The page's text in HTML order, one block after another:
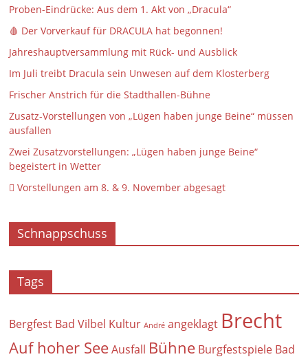
Proben-Eindrücke: Aus dem 1. Akt von „Dracula“
🩸 Der Vorverkauf für DRACULA hat begonnen!
Jahreshauptversammlung mit Rück- und Ausblick
Im Juli treibt Dracula sein Unwesen auf dem Klosterberg
Frischer Anstrich für die Stadthallen-Bühne
Zusatz-Vorstellungen von „Lügen haben junge Beine“ müssen
ausfallen
Zwei Zusatzvorstellungen: „Lügen haben junge Beine“
begeistert in Wetter
 Vorstellungen am 8. & 9. November abgesagt
Schnappschuss
Tags
Bergfest Bad Vilbel Kultur André angeklagt Brecht
Auf hoher See Ausfall Bühne Burgfestspiele Bad